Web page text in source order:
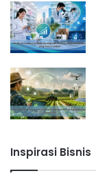
Inspirasi Bisnis